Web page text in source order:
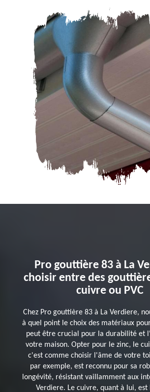
Pro gouttière 83 à La
choisir entre des
cuivre ou PVC
Chez Pro gouttière 83 à La Verdiere,
à quel point le choix des matériaux
peut être crucial pour la durabilité et
votre maison. Opter pour le zinc, le
c'est comme choisir l'âme de votre
par exemple, est reconnu pour sa
longévité, résistant vaillamment aux
Verdiere. Le cuivre, quant à lui, est